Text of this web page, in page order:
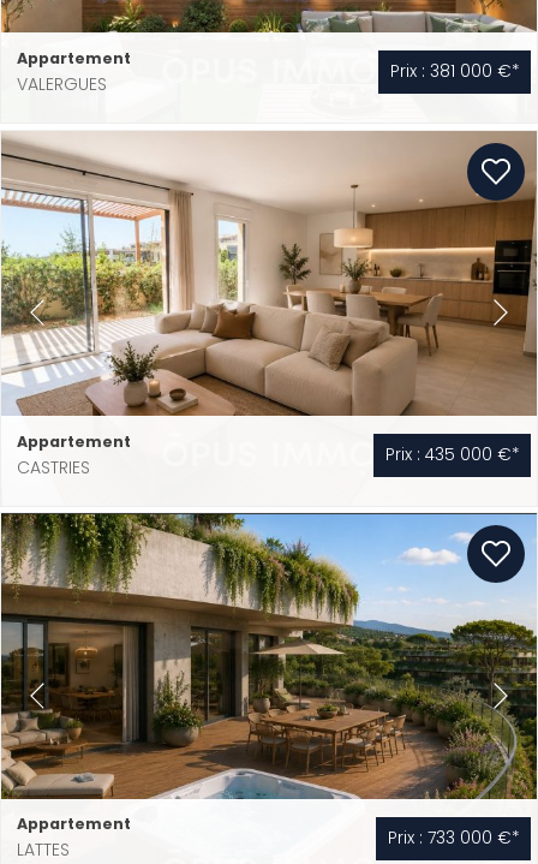
Appartement
VALERGUES
Prix : 381 000 €*
Appartement
CASTRIES
Prix : 435 000 €*
Appartement
LATTES
Prix : 733 000 €*